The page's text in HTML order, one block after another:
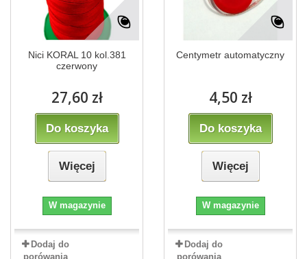
Nici KORAL 10 kol.381
czerwony
27,60 zł
Do koszyka
Więcej
W magazynie
Dodaj do
porówania
Centymetr automatyczny
4,50 zł
Do koszyka
Więcej
W magazynie
Dodaj do
porówania